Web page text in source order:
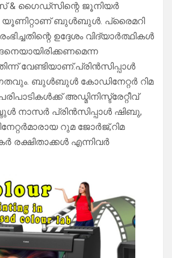
& ഗൈഡ്സിന്റെ ജൂനിയർ
യൂണിറ്റാണ് ബുൾബുൾ. പ്രൈമറി
ഉദ്ദേശം വിദ്യാർത്ഥികൾ
വേണ്ടിയാണ്.പ്രിൻസിപ്പാൾ
ബുൾബുൾ കോഡിനേറ്റർ റിമ
അഡ്മിനിസ്ട്രേറ്റീവ്
നാസർ പ്രിൻസിപ്പാൾ ഷിബു,
റുമ ജോർജ്,റിമ
രക്ഷിതാക്കൾ എന്നിവർ